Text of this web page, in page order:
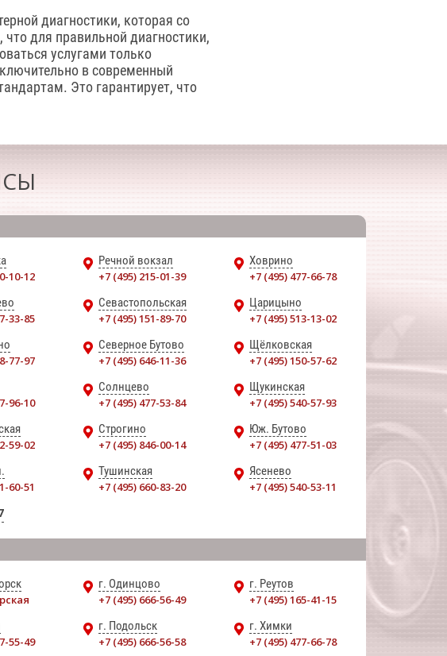
диагностики, которая со
для правильной диагностики,
услугами только
в современный
Это гарантирует, что
10-12
Речной вокзал
+7 (495) 215-01-39
Ховрино
+7 (495) 477-66-78
33-85
Севастопольская
+7 (495) 151-89-70
Царицыно
+7 (495) 513-13-02
77-97
Северное Бутово
+7 (495) 646-11-36
Щёлковская
+7 (495) 150-57-62
96-10
Солнцево
+7 (495) 477-53-84
Щукинская
+7 (495) 540-57-93
59-02
Строгино
+7 (495) 846-00-14
Юж. Бутово
+7 (495) 477-51-03
60-51
Тушинская
+7 (495) 660-83-20
Ясенево
+7 (495) 540-53-11
г. Одинцово
+7 (495) 666-56-49
г. Реутов
+7 (495) 165-41-15
55-49
г. Подольск
+7 (495) 666-56-58
г. Химки
+7 (495) 477-66-78